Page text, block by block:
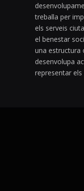
treballa per
els serveis
el benestar
una estructura
desenvolupa
representar